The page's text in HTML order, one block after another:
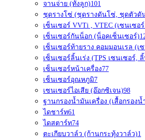
จานจ่าย (ทั้งลูก)101
ชุดรางโซ่ (ชุดรางดันโซ่, ชุดตัวดั
เซ็นเซอร์ VVTi , VTEC (เซนเซอ
เซ็นเซอร์กันน็อก (น็อคเซ็นเซอร์)
เซ็นเซอร์ท้ายราง คอมมอนเรล (เ
เซ็นเซอร์ลิ้นเร่ง (TPS เซนเซอร์,
เซ็นเซอร์หน้าเครื่อง77
เซ็นเซอร์อุณหภูมิ7
เซนเซอร์ไอเสีย (อ๊อกซิเจน)98
ฐานกรองน้ำมันเครื่อง (เสื้อกรอง
ไดชาร์ท61
ไดสตาร์ท74
ตะเกียบวาล์ว (ก้านกระทุ้งวาล์ว)1